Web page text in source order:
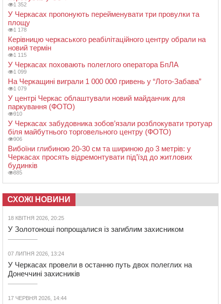
1 352
У Черкасах пропонують перейменувати три провулки та
площу
1 178
Керівницю черкаського реабілітаційного центру обрали на
новий термін
1 115
У Черкасах поховають полеглого оператора БпЛА
1 099
На Черкащині виграли 1 000 000 гривень у “Лото-Забава”
1 079
У центрі Черкас облаштували новий майданчик для
паркування (ФОТО)
910
У Черкасах забудовника зобов’язали розблокувати тротуар
біля майбутнього торговельного центру (ФОТО)
906
Вибоїни глибиною 20-30 см та шириною до 3 метрів: у
Черкасах просять відремонтувати під’їзд до житлових
будинків
885
СХОЖІ НОВИНИ
18 КВІТНЯ 2026, 20:25
У Золотоноші попрощалися із загиблим захисником
07 ЛИПНЯ 2026, 13:24
У Черкасах провели в останню путь двох полеглих на
Донеччині захисників
17 ЧЕРВНЯ 2026, 14:44